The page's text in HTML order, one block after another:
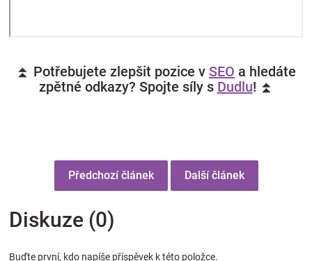
⏫ Potřebujete zlepšit pozice v SEO a hledáte
zpětné odkazy? Spojte síly s Dudlu! ⏫
Předchozí článek Další článek
Diskuze (0)
Buďte první, kdo napíše příspěvek k této položce.